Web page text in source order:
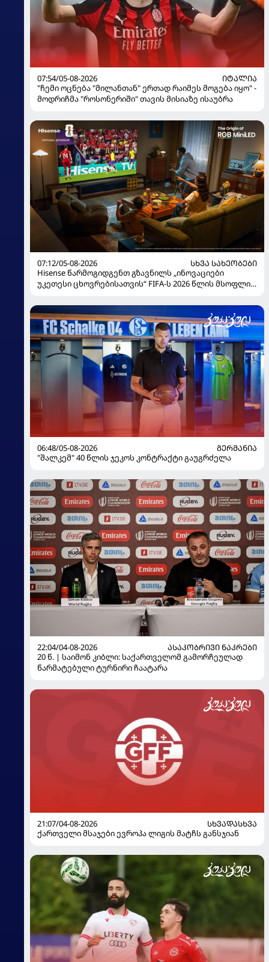
07:54/05-08-2026
ᲘᲢᲐᲚᲘᲐ
"ჩემი ოცნება "მილანთან" ერთად რაიმეს მოგება იყო" -
მოდრიჩმა "როსონერიში" თავის მისიაზე ისაუბრა
07:12/05-08-2026
ᲡᲮᲕᲐ ᲡᲐᲮᲔᲝᲑᲔᲑᲘ
Hisense წარმოგიდგენთ გზავნილს „ინოვაციები
უკეთესი ცხოვრებისათვის“ FIFA-ს 2026 წლის მსოფლიო
06:48/05-08-2026
ᲒᲔᲠᲛᲐᲜᲘᲐ
"შალკემ" 40 წლის ჯეკოს კონტრაქტი გაუგრძელა
22:04/04-08-2026
ᲐᲡᲐᲙᲝᲑᲠᲘᲕᲘ ᲜᲐᲙᲠᲔᲑᲘ
20 წ. | საიმონ კიბლი: საქართველომ გამორჩეულად
წარმატებული ტურნირი ჩაატარა
21:07/04-08-2026
ᲡᲮᲕᲐᲓᲐᲡᲮᲕᲐ
ქართველი მსაჯები ევროპა ლიგის მატჩს განსჯიან